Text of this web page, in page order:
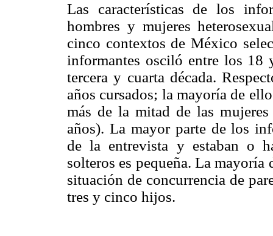
Las características de los
hombres y mujeres
cinco contextos de México
informantes osciló entre los 18
tercera y cuarta década.
años cursados; la mayoría de
más de la mitad de las
años). La mayor parte de los
de la entrevista y estaban o
solteros es pequeña. La
situación de concurrencia de
tres y cinco hijos.